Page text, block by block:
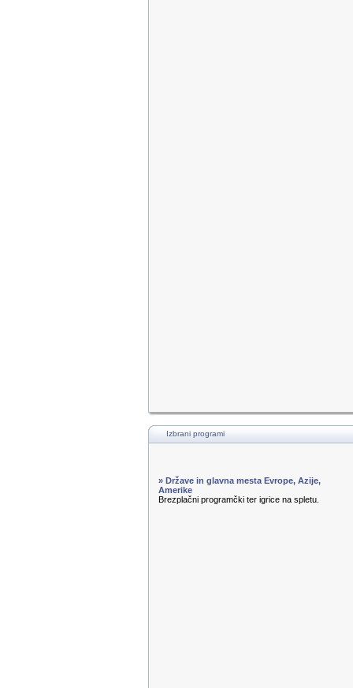
Izbrani programi
» Države in glavna mesta Evrope, Azije,
Amerike
Brezplačni programčki ter igrice na spletu.